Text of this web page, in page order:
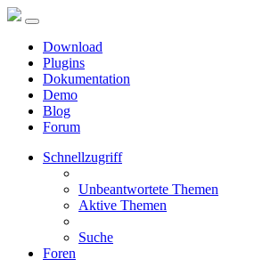
Download
Plugins
Dokumentation
Demo
Blog
Forum
Schnellzugriff
Unbeantwortete Themen
Aktive Themen
Suche
Foren